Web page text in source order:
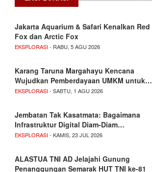
Jakarta Aquarium & Safari Kenalkan Red
Fox dan Arctic Fox
EKSPLORASI- RABU, 5 AGU 2026
Karang Taruna Margahayu Kencana
Wujudkan Pemberdayaan UMKM untuk…
EKSPLORASI- SABTU, 1 AGU 2026
Jembatan Tak Kasatmata: Bagaimana
Infrastruktur Digital Diam-Diam…
EKSPLORASI- KAMIS, 23 JUL 2026
ALASTUA TNI AD Jelajahi Gunung
Penanggungan Semarak HUT TNI ke-81